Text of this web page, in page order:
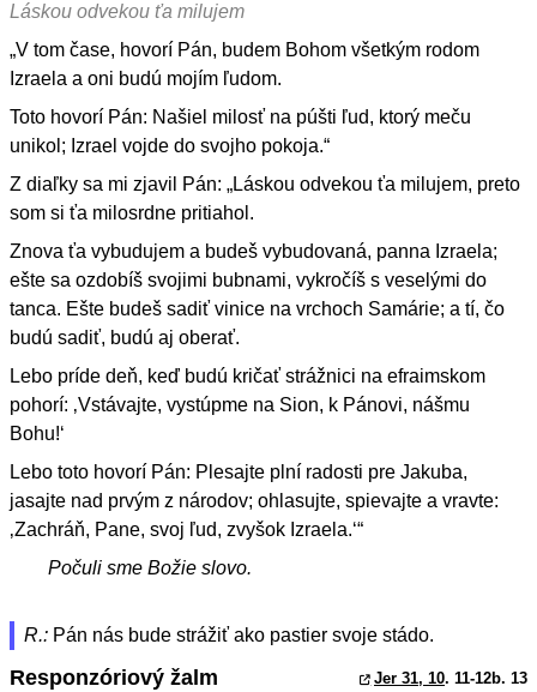
Láskou odvekou ťa milujem
„V tom čase, hovorí Pán, budem Bohom všetkým rodom
Izraela a oni budú mojím ľudom.
Toto hovorí Pán: Našiel milosť na púšti ľud, ktorý meču
unikol; Izrael vojde do svojho pokoja.“
Z diaľky sa mi zjavil Pán: „Láskou odvekou ťa milujem, preto
som si ťa milosrdne pritiahol.
Znova ťa vybudujem a budeš vybudovaná, panna Izraela;
ešte sa ozdobíš svojimi bubnami, vykročíš s veselými do
tanca. Ešte budeš sadiť vinice na vrchoch Samárie; a tí, čo
budú sadiť, budú aj oberať.
Lebo príde deň, keď budú kričať strážnici na efraimskom
pohorí: ‚Vstávajte, vystúpme na Sion, k Pánovi, nášmu
Bohu!‘
Lebo toto hovorí Pán: Plesajte plní radosti pre Jakuba,
jasajte nad prvým z národov; ohlasujte, spievajte a vravte:
‚Zachráň, Pane, svoj ľud, zvyšok Izraela.‘“
Počuli sme Božie slovo.
R.: Pán nás bude strážiť ako pastier svoje stádo.
Responzóriový žalm Jer 31, 10. 11-12b. 13